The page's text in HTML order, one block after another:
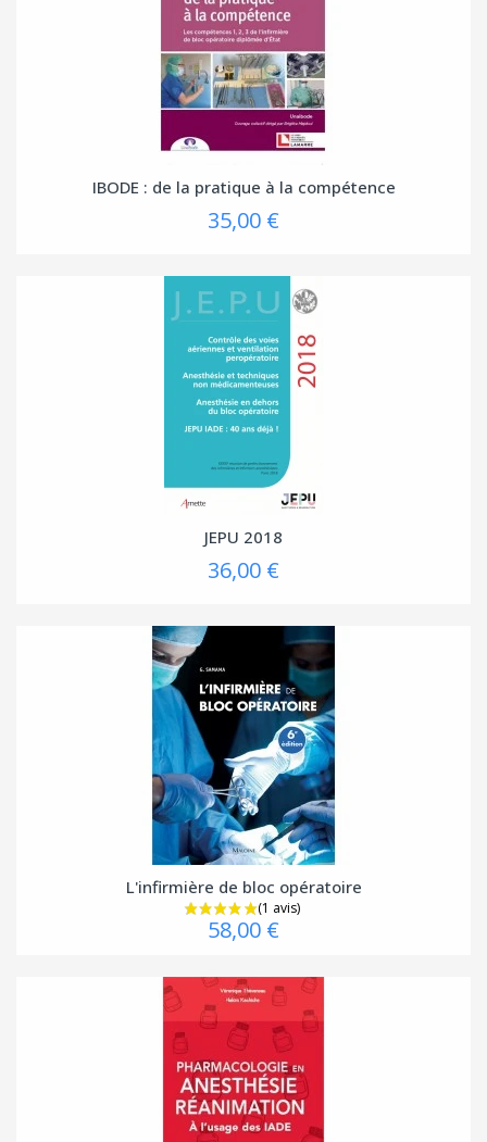
IBODE : de la pratique à la compétence
35,00 €
JEPU 2018
36,00 €
L'infirmière de bloc opératoire
58,00 €